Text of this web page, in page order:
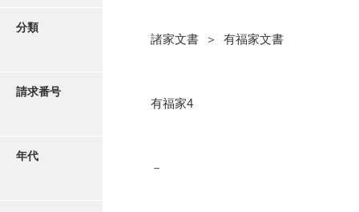
写真・絵はがき
近代刊行写真帳類
分類
諸家文書 ＞ 有福家文書
請求番号
有福家4
年代
－